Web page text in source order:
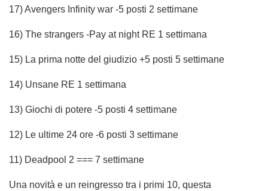
17) Avengers Infinity war -5 posti 2 settimane
16) The strangers -Pay at night RE 1 settimana
15) La prima notte del giudizio +5 posti 5 settimane
14) Unsane RE 1 settimana
13) Giochi di potere -5 posti 4 settimane
12) Le ultime 24 ore -6 posti 3 settimane
11) Deadpool 2 === 7 settimane
Una novità e un reingresso tra i primi 10, questa